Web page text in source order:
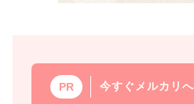
PR 今すぐメルカリへ